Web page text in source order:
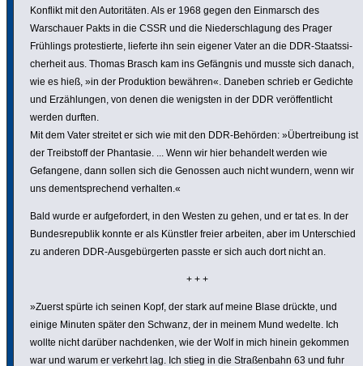
Konflikt mit den Auto­ri­täten. Als er 1968 gegen den Einmarsch des
Warschauer Pakts in die CSSR und die Nieder­schla­gung des Prager
Frühlings protes­tierte, lieferte ihn sein eigener Vater an die DDR-Staats­si­
cher­heit aus. Thomas Brasch kam ins Gefängnis und musste sich danach,
wie es hieß, »in der Produk­tion bewähren«. Daneben schrieb er Gedichte
und Erzäh­lungen, von denen die wenigsten in der DDR veröf­fent­licht
werden durften.
Mit dem Vater streitet er sich wie mit den DDR-Behörden: »Über­trei­bung ist
der Treib­stoff der Phantasie. ... Wenn wir hier behandelt werden wie
Gefangene, dann sollen sich die Genossen auch nicht wundern, wenn wir
uns dementspre­chend verhalten.«
Bald wurde er aufge­for­dert, in den Westen zu gehen, und er tat es. In der
Bundes­re­pu­blik konnte er als Künstler freier arbeiten, aber im Unter­schied
zu anderen DDR-Ausge­bür­gerten passte er sich auch dort nicht an.
+ + +
»Zuerst spürte ich seinen Kopf, der stark auf meine Blase drückte, und
einige Minuten später den Schwanz, der in meinem Mund wedelte. Ich
wollte nicht darüber nach­denken, wie der Wolf in mich hinein gekommen
war und warum er verkehrt lag. Ich stieg in die Straßen­bahn 63 und fuhr